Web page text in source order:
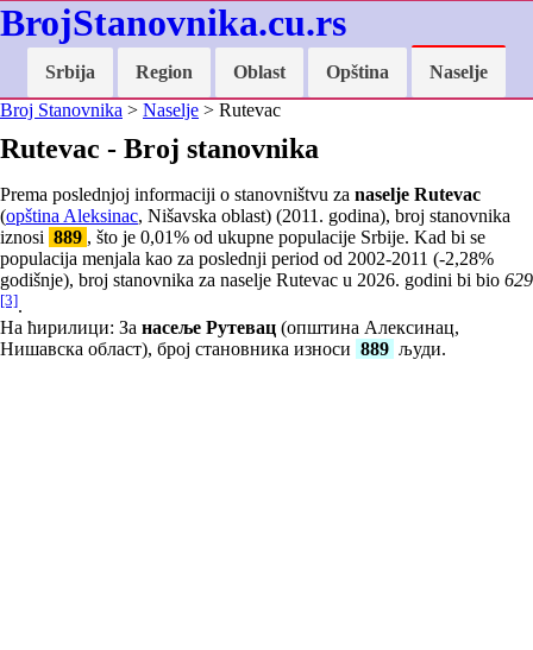
BrojStanovnika.cu.rs
Srbija Region Oblast Opština
Naselje
Broj Stanovnika > Naselje > Rutevac
Rutevac - Broj stanovnika
Prema poslednjoj informaciji o stanovništvu za naselje Rutevac
(opština Aleksinac, Nišavska oblast) (2011. godina), broj stanovnika
iznosi 889 , što je 0,01% od ukupne populacije Srbije. Kad bi se
populacija menjala kao za poslednji period od 2002-2011 (-2,28%
godišnje), broj stanovnika za naselje Rutevac u 2026. godini bi bio 629
[3].
На ћирилици: За насеље Рутевац (општина Алексинац,
Нишавска област), број становника износи 889 људи.